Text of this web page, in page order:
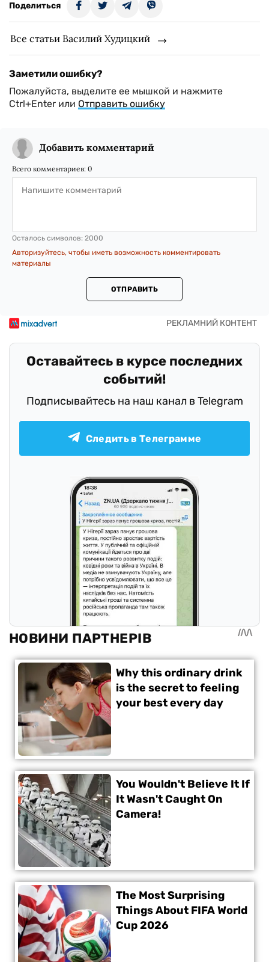
Поделиться
Все статьи Василий Худицкий
Заметили ошибку?
Пожалуйста, выделите ее мышкой и нажмите
Ctrl+Enter или Отправить ошибку
Добавить комментарий
Всего комментариев: 0
Осталось символов: 2000
Авторизуйтесь, чтобы иметь возможность комментировать
материалы
ОТПРАВИТЬ
Оставайтесь в курсе последних
событий!
Подписывайтесь на наш канал в Telegram
Следить в Телеграмме